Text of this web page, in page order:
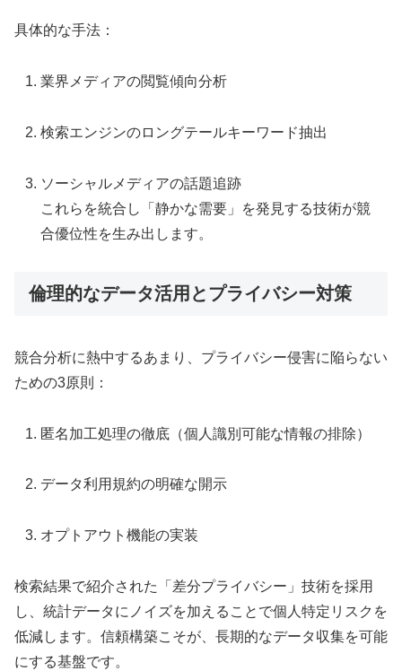
具体的な手法：
業界メディアの閲覧傾向分析
検索エンジンのロングテールキーワード抽出
ソーシャルメディアの話題追跡
これらを統合し「静かな需要」を発見する技術が競
合優位性を生み出します。
倫理的なデータ活用とプライバシー対策
競合分析に熱中するあまり、プライバシー侵害に陥らない
ための3原則：
匿名加工処理の徹底（個人識別可能な情報の排除）
データ利用規約の明確な開示
オプトアウト機能の実装
検索結果で紹介された「差分プライバシー」技術を採用
し、統計データにノイズを加えることで個人特定リスクを
低減します。信頼構築こそが、長期的なデータ収集を可能
にする基盤です。